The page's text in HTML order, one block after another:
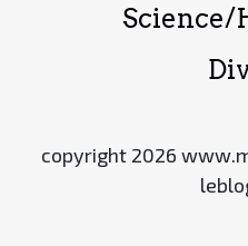
Science/
copyright 2026